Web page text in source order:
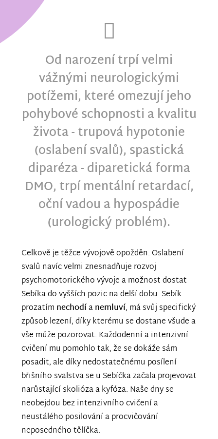
Od narození trpí velmi
vážnými neurologickými
potížemi, které omezují jeho
pohybové schopnosti a kvalitu
života - trupová hypotonie
(oslabení svalů), spastická
diparéza - diparetická forma
DMO, trpí mentální retardací,
oční vadou a hypospádie
(urologický problém).
Celkově je těžce vývojově opožděn. Oslabení
svalů navíc velmi znesnadňuje rozvoj
psychomotorického vývoje a možnost dostat
Sebíka do vyšších pozic na delší dobu. Sebík
prozatím nechodíanemluví, má svůj specifický
způsob lezení, díky kterému se dostane všude a
vše může pozorovat. Každodenní a intenzivní
cvičení mu pomohlo tak, že se dokáže sám
posadit, ale díky nedostatečnému posílení
břišního svalstva se u Sebíčka začala projevovat
narůstající skolióza a kyfóza. Naše dny se
neobejdou bez intenzivního cvičení a
neustálého posilování a procvičování
neposedného tělíčka.